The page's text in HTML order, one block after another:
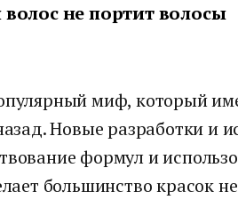
волос не портит волосы
миф, который
Новые разработки и
формул и
большинство красок